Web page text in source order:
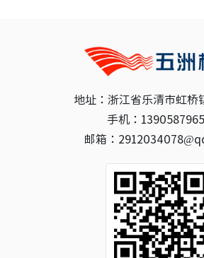
地址：浙江省乐清市虹桥
手机：
邮箱：